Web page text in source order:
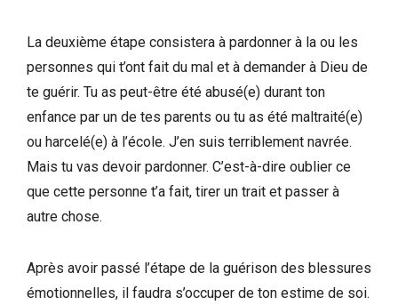
La deuxième étape consistera à pardonner à la ou les
personnes qui t’ont fait du mal et à demander à Dieu de
te guérir. Tu as peut-être été abusé(e) durant ton
enfance par un de tes parents ou tu as été maltraité(e)
ou harcelé(e) à l’école. J’en suis terriblement navrée.
Mais tu vas devoir pardonner. C’est-à-dire oublier ce
que cette personne t’a fait, tirer un trait et passer à
autre chose.
Après avoir passé l’étape de la guérison des blessures
émotionnelles, il faudra s’occuper de ton estime de soi.